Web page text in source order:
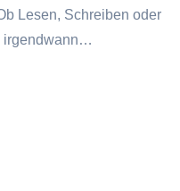
Lesen, Schreiben oder
irgendwann…